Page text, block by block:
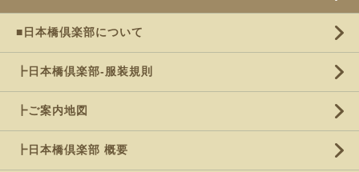
■日本橋倶楽部について
┣日本橋倶楽部-服装規則
┣ご案内地図
┣日本橋倶楽部 概要